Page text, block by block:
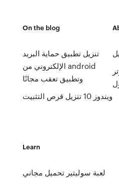
On the blog
تنزيل تطبيق حماية البريد
الإلكتروني من android
وتطبيق تعقب مجانًا
ويندوز 10 تنزيل قرص التثبيت
Learn
لعبة سوليتير تحميل مجاني